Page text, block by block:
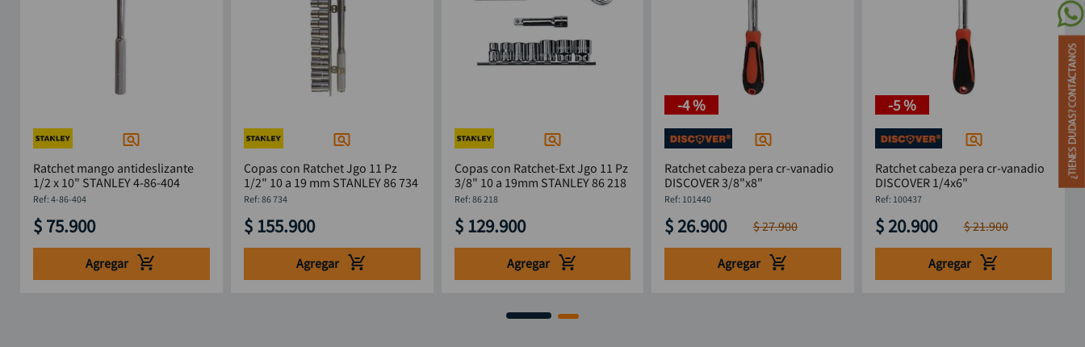
Ratchet mango antideslizante
1/2 x 10" STANLEY 4-86-404
: 4-86-404
$ 75.900
Agregar
Copas con Ratchet Jgo 11 Pz
1/2" 10 a 19 mm STANLEY 86 734
: 86 734
$ 155.900
Agregar
Copas con Ratchet-Ext Jgo 11 Pz
3/8" 10 a 19mm STANLEY 86 218
: 86 218
$ 129.900
Agregar
-4 %
Ratchet cabeza pera cr-vanadio
DISCOVER 3/8"x8"
: 101440
$ 26.900 $27.900
Agregar
-5 %
Ratchet cabeza pera cr-vanadio
DISCOVER 1/4x6"
: 100437
$ 20.900 $21.900
Agregar